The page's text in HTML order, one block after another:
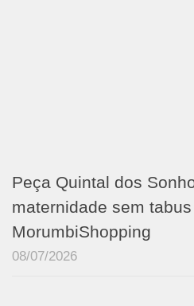
Peça Quintal dos
maternidade sem
MorumbiShopping
08/07/2026